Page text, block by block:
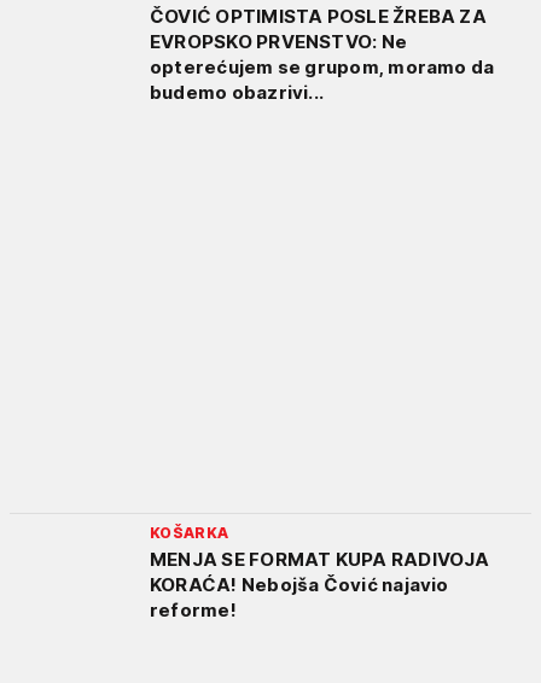
ČOVIĆ OPTIMISTA POSLE ŽREBA ZA
EVROPSKO PRVENSTVO: Ne
opterećujem se grupom, moramo da
budemo obazrivi...
KOŠARKA
MENJA SE FORMAT KUPA RADIVOJA
KORAĆA! Nebojša Čović najavio
reforme!